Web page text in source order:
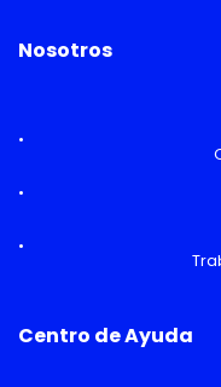
Nosotros
Centro de Ayuda